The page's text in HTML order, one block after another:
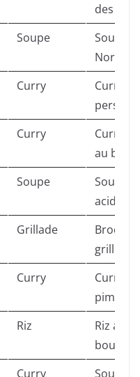
des
Soupe
Soupe
Nord
Curry
Curry
Curry
Curry
au
Soupe
Soupe
Grillade
grillé.
Curry
Curry
piments
Riz
Riz au
bouillon.
Curry
Soufflé